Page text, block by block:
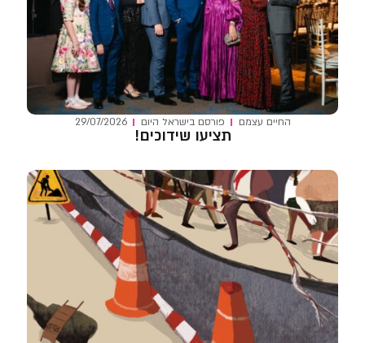
החיים עצמם פורסם בישראל היום 29/07/2026
תציעו שידוכים!